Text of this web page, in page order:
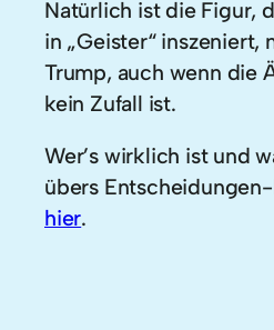
Natürlich ist die Figur,
in „Geister“ inszeniert,
Trump, auch wenn die
kein Zufall ist.
Wer’s wirklich ist und
übers
hier.